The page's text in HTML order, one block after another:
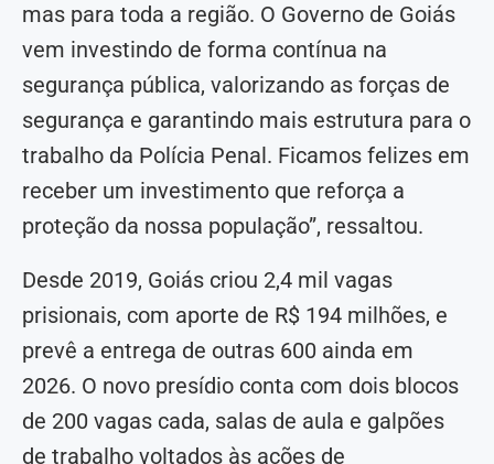
mas para toda a região. O Governo de Goiás
vem investindo de forma contínua na
segurança pública, valorizando as forças de
segurança e garantindo mais estrutura para o
trabalho da Polícia Penal. Ficamos felizes em
receber um investimento que reforça a
proteção da nossa população”, ressaltou.
Desde 2019, Goiás criou 2,4 mil vagas
prisionais, com aporte de R$ 194 milhões, e
prevê a entrega de outras 600 ainda em
2026. O novo presídio conta com dois blocos
de 200 vagas cada, salas de aula e galpões
de trabalho voltados às ações de